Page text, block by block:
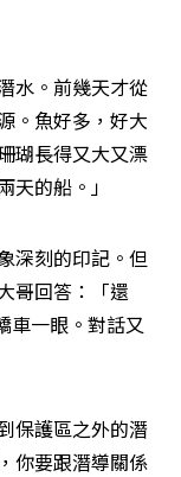
水。前幾天才從
。魚好多，好大
瑚長得又大又漂
的船。」
深刻的印記。但
哥回答：「還
車一眼。對話又
保護區之外的潛
你要跟潛導關係